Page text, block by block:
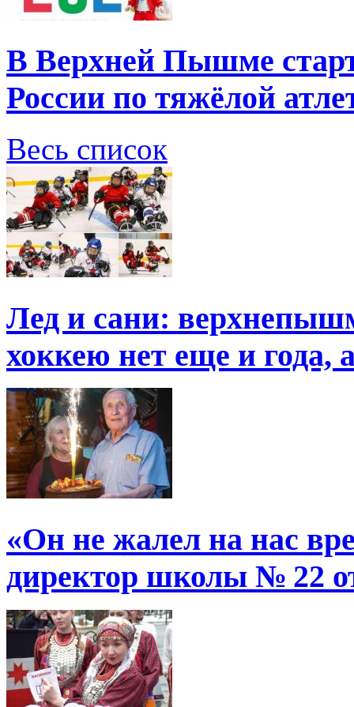
В Верхней Пышме
России по тяжёлой
Весь список
Лед и сани:
хоккею нет еще и года,
«Он не жалел на нас
директор школы № 22